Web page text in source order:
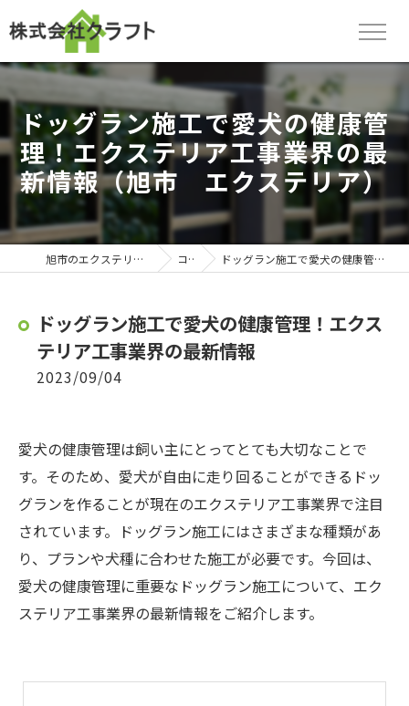
ドッグラン施工で愛犬の健康管
理！エクステリア工事業界の最
新情報（旭市 エクステリア）
旭市のエクステリアなら株式会社クラフト コラム ドッグラン施工で愛犬の健康管理！エクステリア工事業界の最新情報
ドッグラン施工で愛犬の健康管理！エクス
テリア工事業界の最新情報
2023/09/04
愛犬の健康管理は飼い主にとってとても大切なことで
す。そのため、愛犬が自由に走り回ることができるドッ
グランを作ることが現在のエクステリア工事業界で注目
されています。ドッグラン施工にはさまざまな種類があ
り、プランや犬種に合わせた施工が必要です。今回は、
愛犬の健康管理に重要なドッグラン施工について、エク
ステリア工事業界の最新情報をご紹介します。